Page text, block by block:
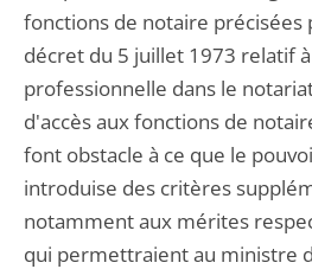
fonctions de notaire précisées
décret du 5 juillet 1973 relatif
professionnelle dans le
d'accès aux fonctions de
font obstacle à ce que le
introduise des critères
notamment aux mérites
qui permettraient au ministre